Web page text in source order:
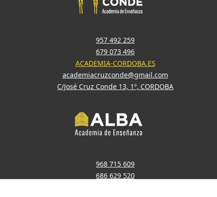
957 492 259
679 073 496
ACADEMIA-CORDOBA.ES
academiacruzconde@gmail.com
C/José Cruz Conde 13, 1º, CORDOBA
968 715 609
686 629 520